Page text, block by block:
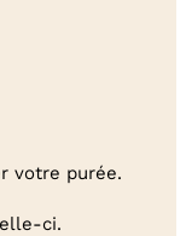
votre purée.
ci.